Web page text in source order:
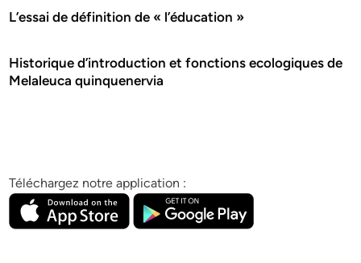
L’essai de définition de « l’éducation »
Historique d’introduction et fonctions ecologiques de
Melaleuca quinquenervia
Téléchargez notre application :